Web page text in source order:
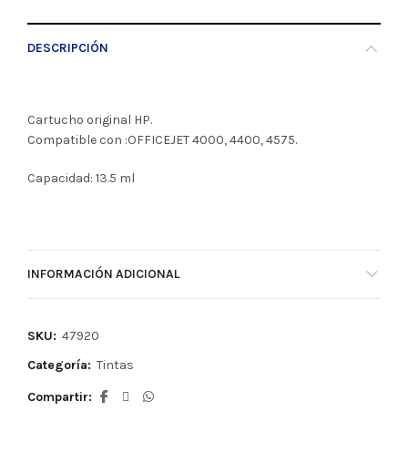
DESCRIPCIÓN
Cartucho original HP.
Compatible con :OFFICEJET 4000, 4400, 4575.
Capacidad: 13.5 ml
INFORMACIÓN ADICIONAL
SKU: 47920
Categoría: Tintas
Compartir